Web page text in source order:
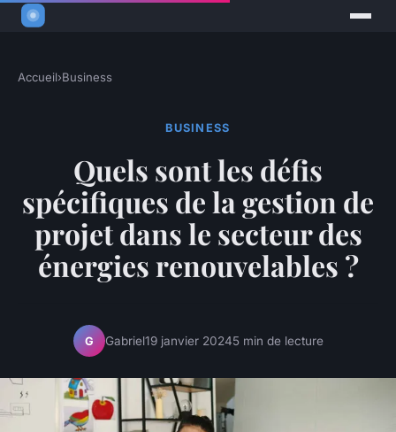
Accueil›Business
BUSINESS
Quels sont les défis
spécifiques de la gestion de
projet dans le secteur des
énergies renouvelables ?
G Gabriel19 janvier 20245 min de lecture